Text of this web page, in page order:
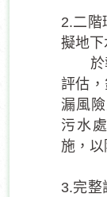
2.二階
擬地
於執
評估
漏風
污水
施，以
3.完整